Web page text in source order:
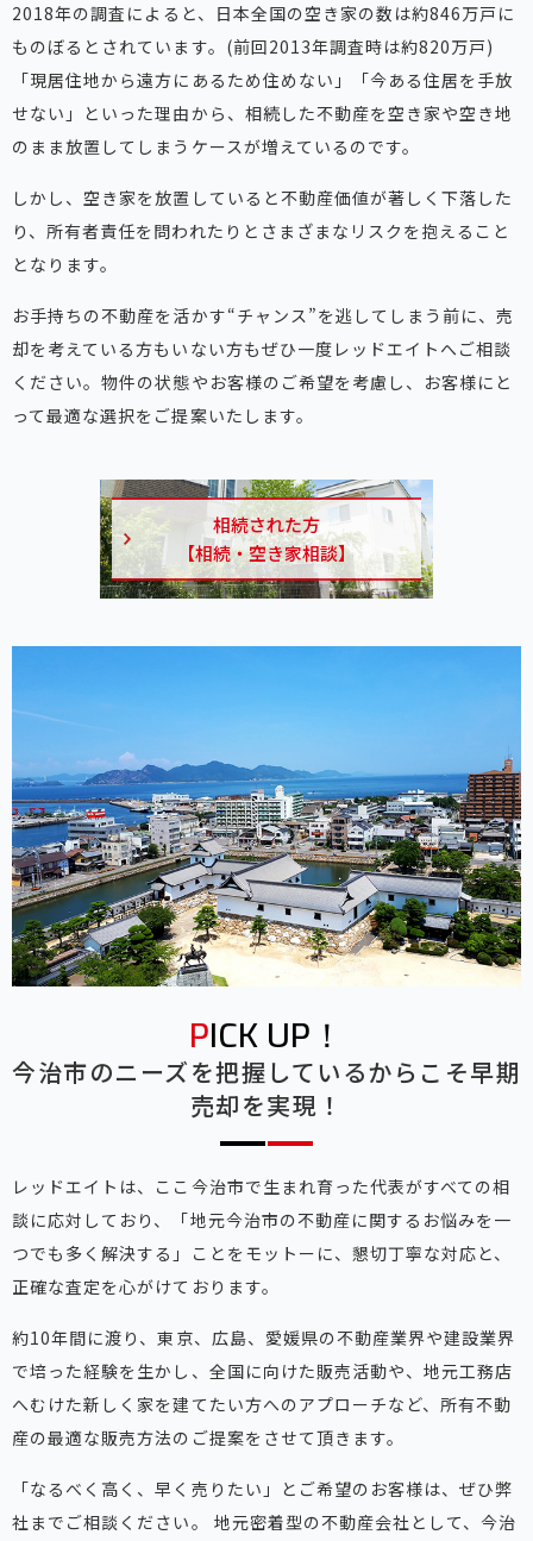
2018年の調査によると、日本全国の空き家の数は約846万戸に
ものぼるとされています。(前回2013年調査時は約820万戸)
「現居住地から遠方にあるため住めない」「今ある住居を手放
せない」といった理由から、相続した不動産を空き家や空き地
のまま放置してしまうケースが増えているのです。
しかし、空き家を放置していると不動産価値が著しく下落した
り、所有者責任を問われたりとさまざまなリスクを抱えること
となります。
お手持ちの不動産を活かす“チャンス”を逃してしまう前に、売
却を考えている方もいない方もぜひ一度レッドエイトへご相談
ください。物件の状態やお客様のご希望を考慮し、お客様にと
って最適な選択をご提案いたします。
相続された方
【相続・空き家相談】
PICK UP！
今治市のニーズを把握しているからこそ早期
売却を実現！
レッドエイトは、ここ今治市で生まれ育った代表がすべての相
談に応対しており、「地元今治市の不動産に関するお悩みを一
つでも多く解決する」ことをモットーに、懇切丁寧な対応と、
正確な査定を心がけております。
約10年間に渡り、東京、広島、愛媛県の不動産業界や建設業界
で培った経験を生かし、全国に向けた販売活動や、地元工務店
へむけた新しく家を建てたい方へのアプローチなど、所有不動
産の最適な販売方法のご提案をさせて頂きます。
「なるべく高く、早く売りたい」とご希望のお客様は、ぜひ弊
社までご相談ください。 地元密着型の不動産会社として、今治